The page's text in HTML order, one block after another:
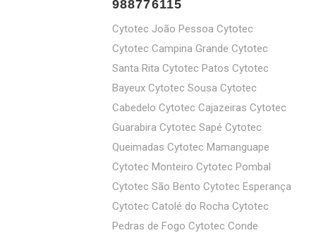
988776115
Cytotec João Pessoa Cytotec
Cytotec Campina Grande Cytotec
Santa Rita Cytotec Patos Cytotec
Bayeux Cytotec Sousa Cytotec
Cabedelo Cytotec Cajazeiras Cytotec
Guarabira Cytotec Sapé Cytotec
Queimadas Cytotec Mamanguape
Cytotec Monteiro Cytotec Pombal
Cytotec São Bento Cytotec Esperança
Cytotec Catolé do Rocha Cytotec
Pedras de Fogo Cytotec Conde